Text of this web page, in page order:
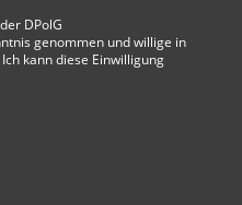
DPolG
genommen und willige in
kann diese Einwilligung